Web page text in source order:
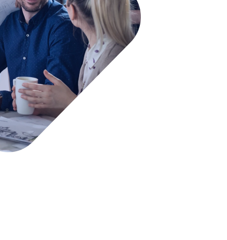
Analizamos a profundidad tu
negocio para diseñar la solución
tecnológica que mejor responda a
objetivos estratégicos.